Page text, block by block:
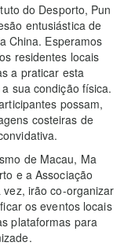
do Desporto, Pun
entusiástica de
China. Esperamos
residentes locais
a praticar esta
sua condição física.
possam,
costeiras de
de Macau, Ma
e a Associação
irão co-organizar
os eventos locais
plataformas para